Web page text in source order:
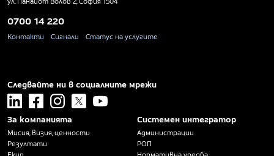
0700 14 220
Контакти Сигнали Статус на услугите
Следвайте ни в социалните мрежи
linkedin facebookinstagram
x youtube
За компанията
Мисия, визия, ценности
Резултати
Системен интегратор
Администрации
РОП